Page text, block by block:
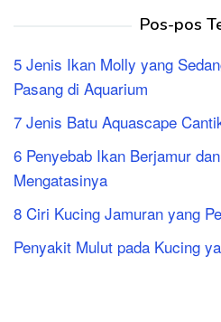
Pos-pos
5 Jenis Ikan Molly yang
Pasang di Aquarium
7 Jenis Batu Aquascape
6 Penyebab Ikan Berjamur
Mengatasinya
8 Ciri Kucing Jamuran yang
Penyakit Mulut pada Kucing